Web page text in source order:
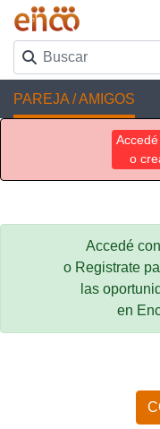
PAREJA / AMIGOS
o
Accedé
o Registrate
las
en